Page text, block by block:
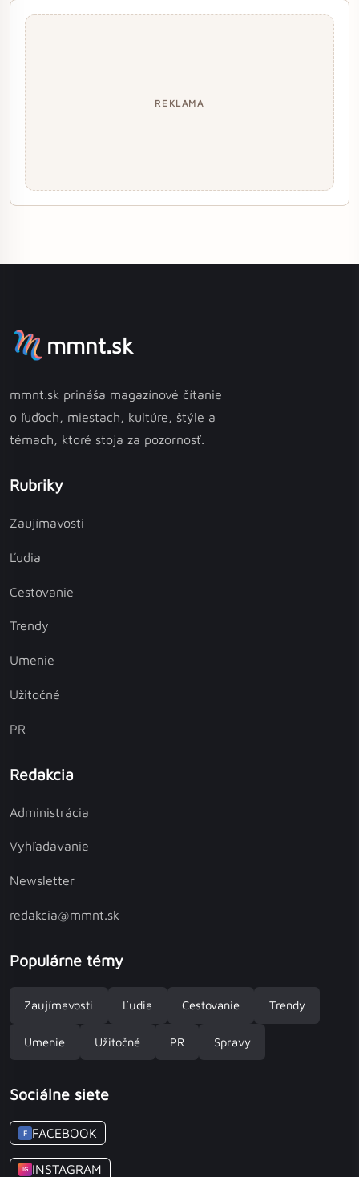
REKLAMA
mmnt.sk
mmnt.sk prináša magazínové čítanie
o ľuďoch, miestach, kultúre, štýle a
témach, ktoré stoja za pozornosť.
Rubriky
Zaujímavosti
Ľudia
Cestovanie
Trendy
Umenie
Užitočné
PR
Redakcia
Administrácia
Vyhľadávanie
Newsletter
redakcia@mmnt.sk
Populárne témy
Zaujímavosti Ľudia Cestovanie Trendy
Umenie Užitočné PR Spravy
Sociálne siete
F FACEBOOK
IG INSTAGRAM